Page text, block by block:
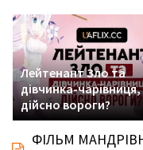
Лейтенант Зло та
дівчинка-чарівниця,
дійсно вороги?
ФІЛЬМ